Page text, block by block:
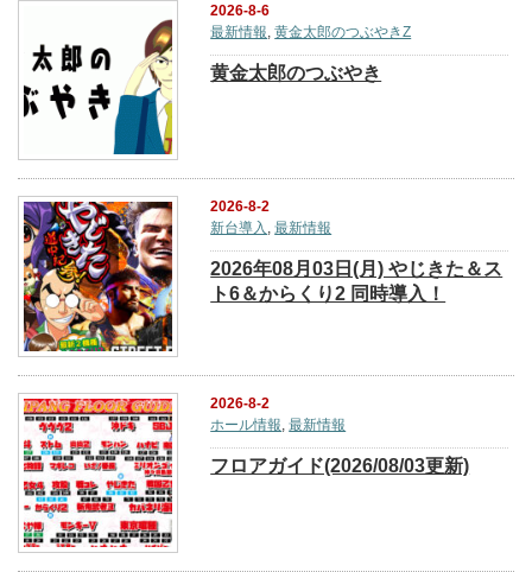
2026-8-6
最新情報 ,黄金太郎のつぶやきZ
黄金太郎のつぶやき
2026-8-2
新台導入 ,最新情報
2026年08月03日(月) やじきた＆ス
ト6＆からくり2 同時導入！
2026-8-2
ホール情報 ,最新情報
フロアガイド(2026/08/03更新)